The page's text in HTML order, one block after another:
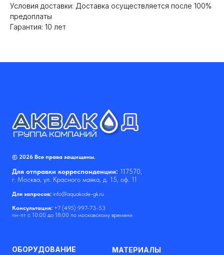
Условия доставки: Доставка осуществляется после 100%
предоплаты
Гарантия: 10 лет
© 2026 Все права защищены.
Для отправки корреспонденции: 117570,
г. Москва, ул. Красного маяка, д. 15, оф. 11
Для запросов: info@aquakode-gk.ru
Консультация: +7 (495) 997-73-53
пн-пт с 10:00 до 18:00 по московскому времени
ОБОРУДОВАНИЕ
МАТЕРИАЛЫ